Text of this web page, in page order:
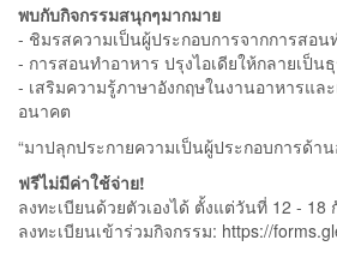
พบกับกิจกรรมสนุกๆมากมาย
- ชิมรสความเป็นผู้ประกอบการจากการสอน
- การสอนทำอาหาร ปรุงไอเดียให้กลายเป็น
- เสริมความรู้ภาษาอังกฤษในงานอาหารแล
อนาคต
“มาปลุกประกายความเป็นผู้ประกอบการด้า
ฟรีไม่มีค่าใช้จ่าย!
ลงทะเบียนด้วยตัวเองได้ ตั้งแต่วันที่ 12 - 18
ลงทะเบียนเข้าร่วมกิจกรรม: https://